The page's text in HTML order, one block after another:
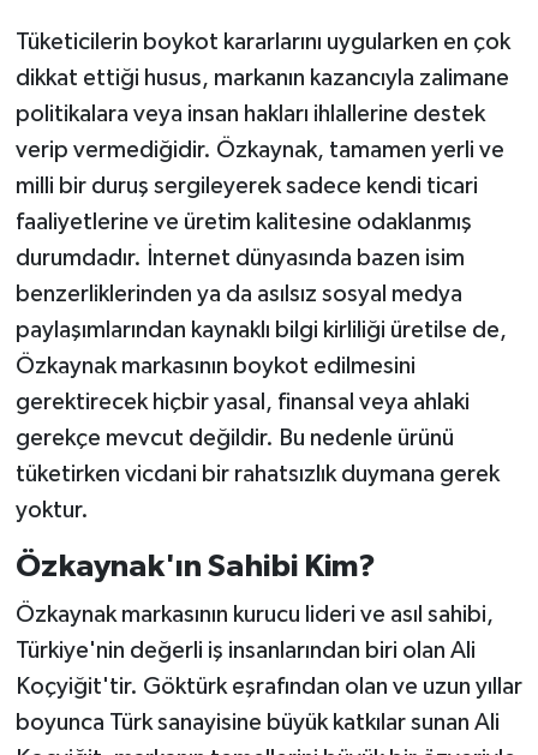
Tüketicilerin boykot kararlarını uygularken en çok
dikkat ettiği husus, markanın kazancıyla zalimane
politikalara veya insan hakları ihlallerine destek
verip vermediğidir. Özkaynak, tamamen yerli ve
milli bir duruş sergileyerek sadece kendi ticari
faaliyetlerine ve üretim kalitesine odaklanmış
durumdadır. İnternet dünyasında bazen isim
benzerliklerinden ya da asılsız sosyal medya
paylaşımlarından kaynaklı bilgi kirliliği üretilse de,
Özkaynak markasının boykot edilmesini
gerektirecek hiçbir yasal, finansal veya ahlaki
gerekçe mevcut değildir. Bu nedenle ürünü
tüketirken vicdani bir rahatsızlık duymana gerek
yoktur.
Özkaynak'ın Sahibi Kim?
Özkaynak markasının kurucu lideri ve asıl sahibi,
Türkiye'nin değerli iş insanlarından biri olan Ali
Koçyiğit'tir. Göktürk eşrafından olan ve uzun yıllar
boyunca Türk sanayisine büyük katkılar sunan Ali